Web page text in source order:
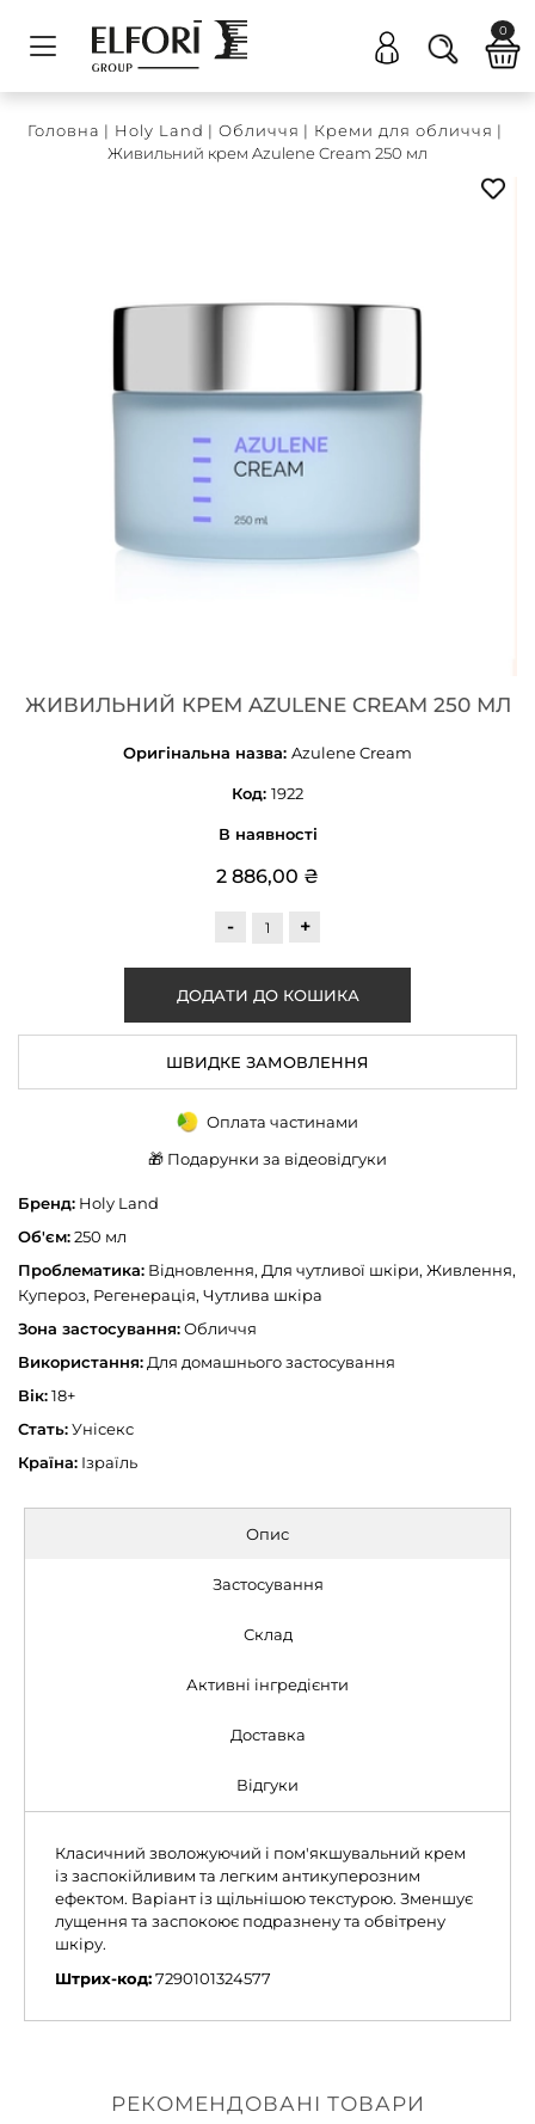
0
Головна | Holy Land | Обличчя | Креми для обличчя |
Живильний крем Azulene Cream 250 мл
ЖИВИЛЬНИЙ КРЕМ AZULENE CREAM 250 МЛ
Оригінальна назва: Azulene Cream
Код: 1922
В наявності
2 886,00 ₴
- +
ШВИДКЕ ЗАМОВЛЕННЯ
Оплата частинами
🎁 Подарунки за відеовідгуки
Бренд: Holy Land
Об'єм:250 мл
Проблематика: Відновлення, Для чутливої шкіри, Живлення,
Купероз, Регенерація, Чутлива шкіра
Зона застосування:Обличчя
Використання: Для домашнього застосування
Вік:18+
Стать:Унісекс
Країна: Ізраїль
Опис
Застосування
Склад
Активні інгредієнти
Доставка
Відгуки
Класичний зволожуючий і пом'якшувальний крем
із заспокійливим та легким антикуперозним
ефектом. Варіант із щільнішою текстурою. Зменшує
лущення та заспокоює подразнену та обвітрену
шкіру.
Штрих-код:7290101324577
РЕКОМЕНДОВАНІ ТОВАРИ